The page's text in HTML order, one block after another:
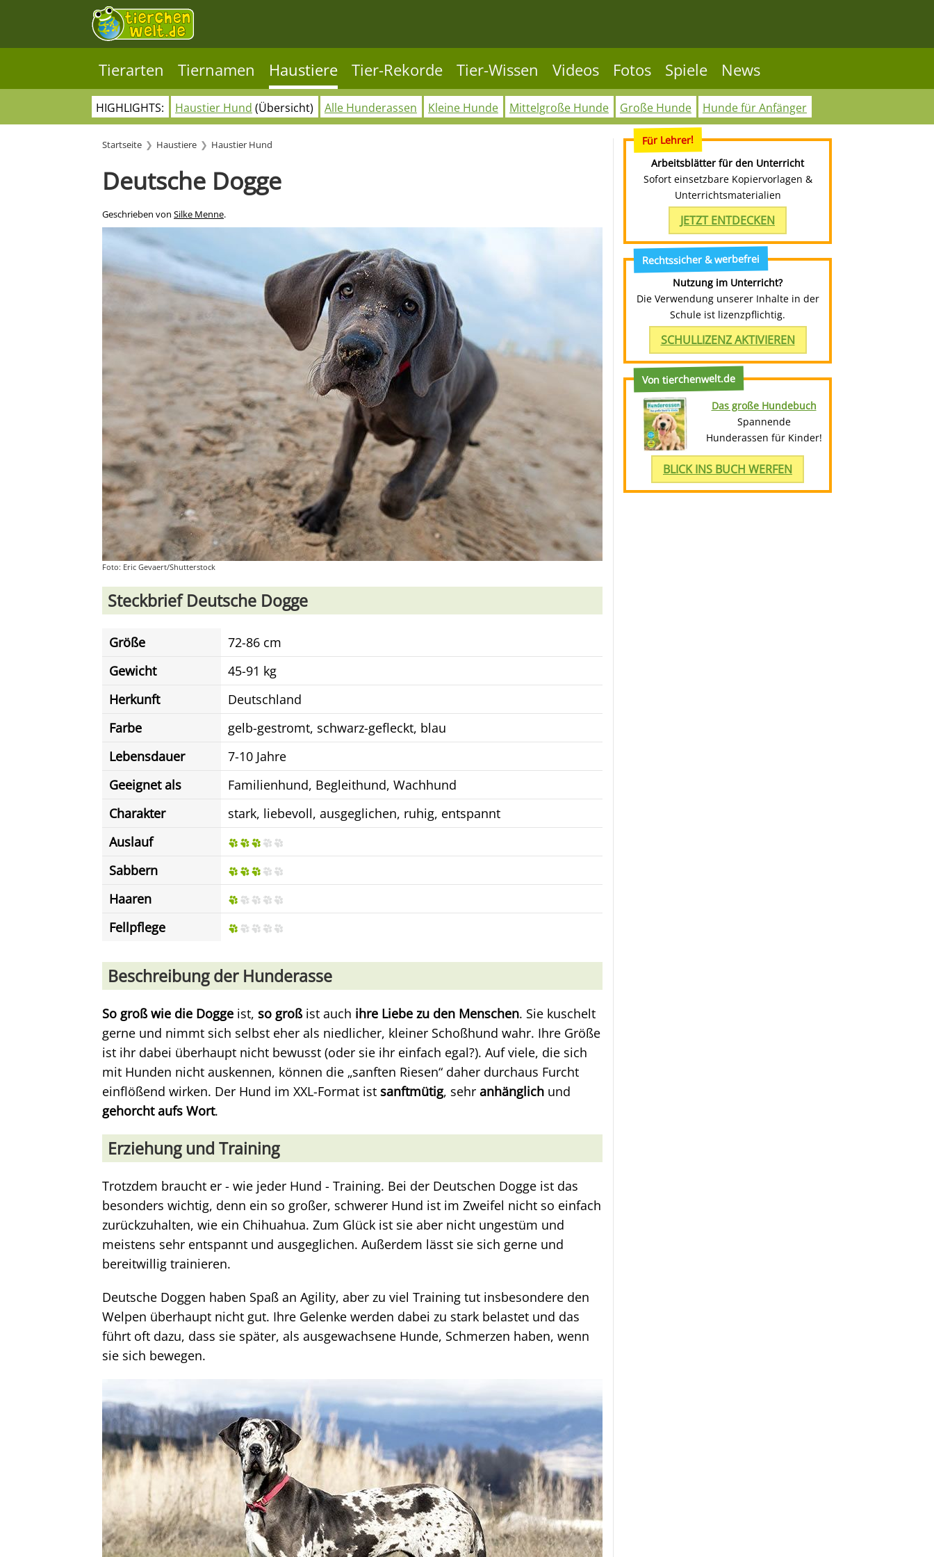
Tierarten Tiernamen Haustiere Tier-Rekorde Tier-Wissen Videos Fotos Spiele News
HIGHLIGHTS: Haustier Hund (Übersicht) Alle Hunderassen Kleine Hunde Mittelgroße Hunde Große Hunde Hunde für Anfänger
Startseite Haustiere Haustier Hund
Deutsche Dogge
Geschrieben von Silke Menne.
Foto: Eric Gevaert/Shutterstock
Steckbrief Deutsche Dogge
Größe
72-86 cm
Gewicht
45-91 kg
Herkunft
Deutschland
Farbe
gelb-gestromt, schwarz-gefleckt, blau
Lebensdauer
7-10 Jahre
Geeignet als
Familienhund, Begleithund, Wachhund
Charakter
stark, liebevoll, ausgeglichen, ruhig, entspannt
Auslauf
Sabbern
Haaren
Fellpflege
Beschreibung der Hunderasse
So groß wie die Dogge ist, so großist auch ihre Liebe zu den Menschen. Sie kuschelt
gerne und nimmt sich selbst eher als niedlicher, kleiner Schoßhund wahr. Ihre Größe
ist ihr dabei überhaupt nicht bewusst (oder sie ihr einfach egal?). Auf viele, die sich
mit Hunden nicht auskennen, können die „sanften Riesen“ daher durchaus Furcht
einflößend wirken. Der Hund im XXL-Format ist sanftmütig, sehr anhänglich und
gehorcht aufs Wort.
Erziehung und Training
Trotzdem braucht er - wie jeder Hund - Training. Bei der Deutschen Dogge ist das
besonders wichtig, denn ein so großer, schwerer Hund ist im Zweifel nicht so einfach
zurückzuhalten, wie ein Chihuahua. Zum Glück ist sie aber nicht ungestüm und
meistens sehr entspannt und ausgeglichen. Außerdem lässt sie sich gerne und
bereitwillig trainieren.
Deutsche Doggen haben Spaß an Agility, aber zu viel Training tut insbesondere den
Welpen überhaupt nicht gut. Ihre Gelenke werden dabei zu stark belastet und das
führt oft dazu, dass sie später, als ausgewachsene Hunde, Schmerzen haben, wenn
sie sich bewegen.
Für Lehrer!
Arbeitsblätter für den Unterricht
Sofort einsetzbare Kopiervorlagen &
Unterrichtsmaterialien
JETZT ENTDECKEN
Rechtssicher & werbefrei
Nutzung im Unterricht?
Die Verwendung unserer Inhalte in der
Schule ist lizenzpflichtig.
SCHULLIZENZ AKTIVIEREN
Von tierchenwelt.de
Das große Hundebuch
Spannende
Hunderassen für Kinder!
BLICK INS BUCH WERFEN